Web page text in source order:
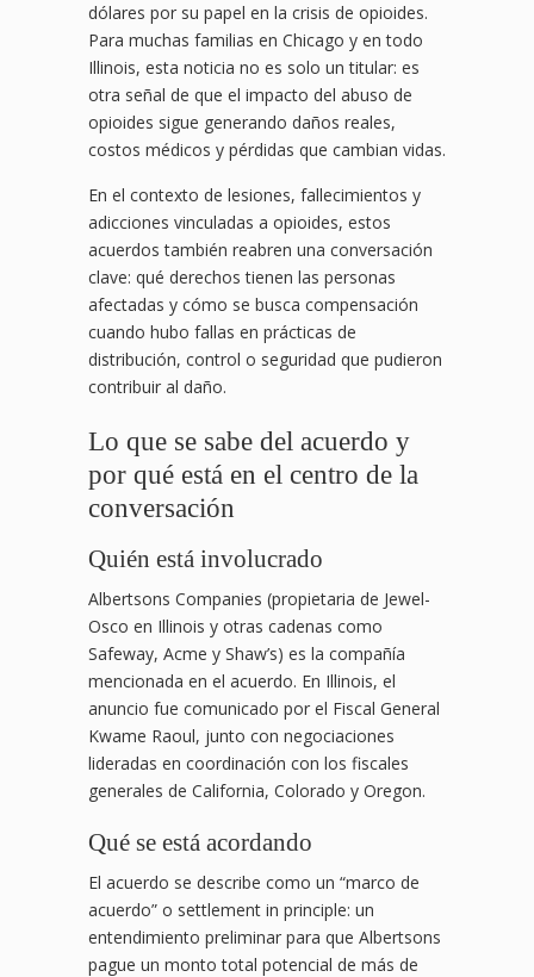
dólares por su papel en la crisis de opioides.
Para muchas familias en Chicago y en todo
Illinois, esta noticia no es solo un titular: es
otra señal de que el impacto del abuso de
opioides sigue generando daños reales,
costos médicos y pérdidas que cambian vidas.
En el contexto de lesiones, fallecimientos y
adicciones vinculadas a opioides, estos
acuerdos también reabren una conversación
clave: qué derechos tienen las personas
afectadas y cómo se busca compensación
cuando hubo fallas en prácticas de
distribución, control o seguridad que pudieron
contribuir al daño.
Lo que se sabe del acuerdo y
por qué está en el centro de la
conversación
Quién está involucrado
Albertsons Companies (propietaria de Jewel-
Osco en Illinois y otras cadenas como
Safeway, Acme y Shaw’s) es la compañía
mencionada en el acuerdo. En Illinois, el
anuncio fue comunicado por el Fiscal General
Kwame Raoul, junto con negociaciones
lideradas en coordinación con los fiscales
generales de California, Colorado y Oregon.
Qué se está acordando
El acuerdo se describe como un “marco de
acuerdo” o settlement in principle: un
entendimiento preliminar para que Albertsons
pague un monto total potencial de más de